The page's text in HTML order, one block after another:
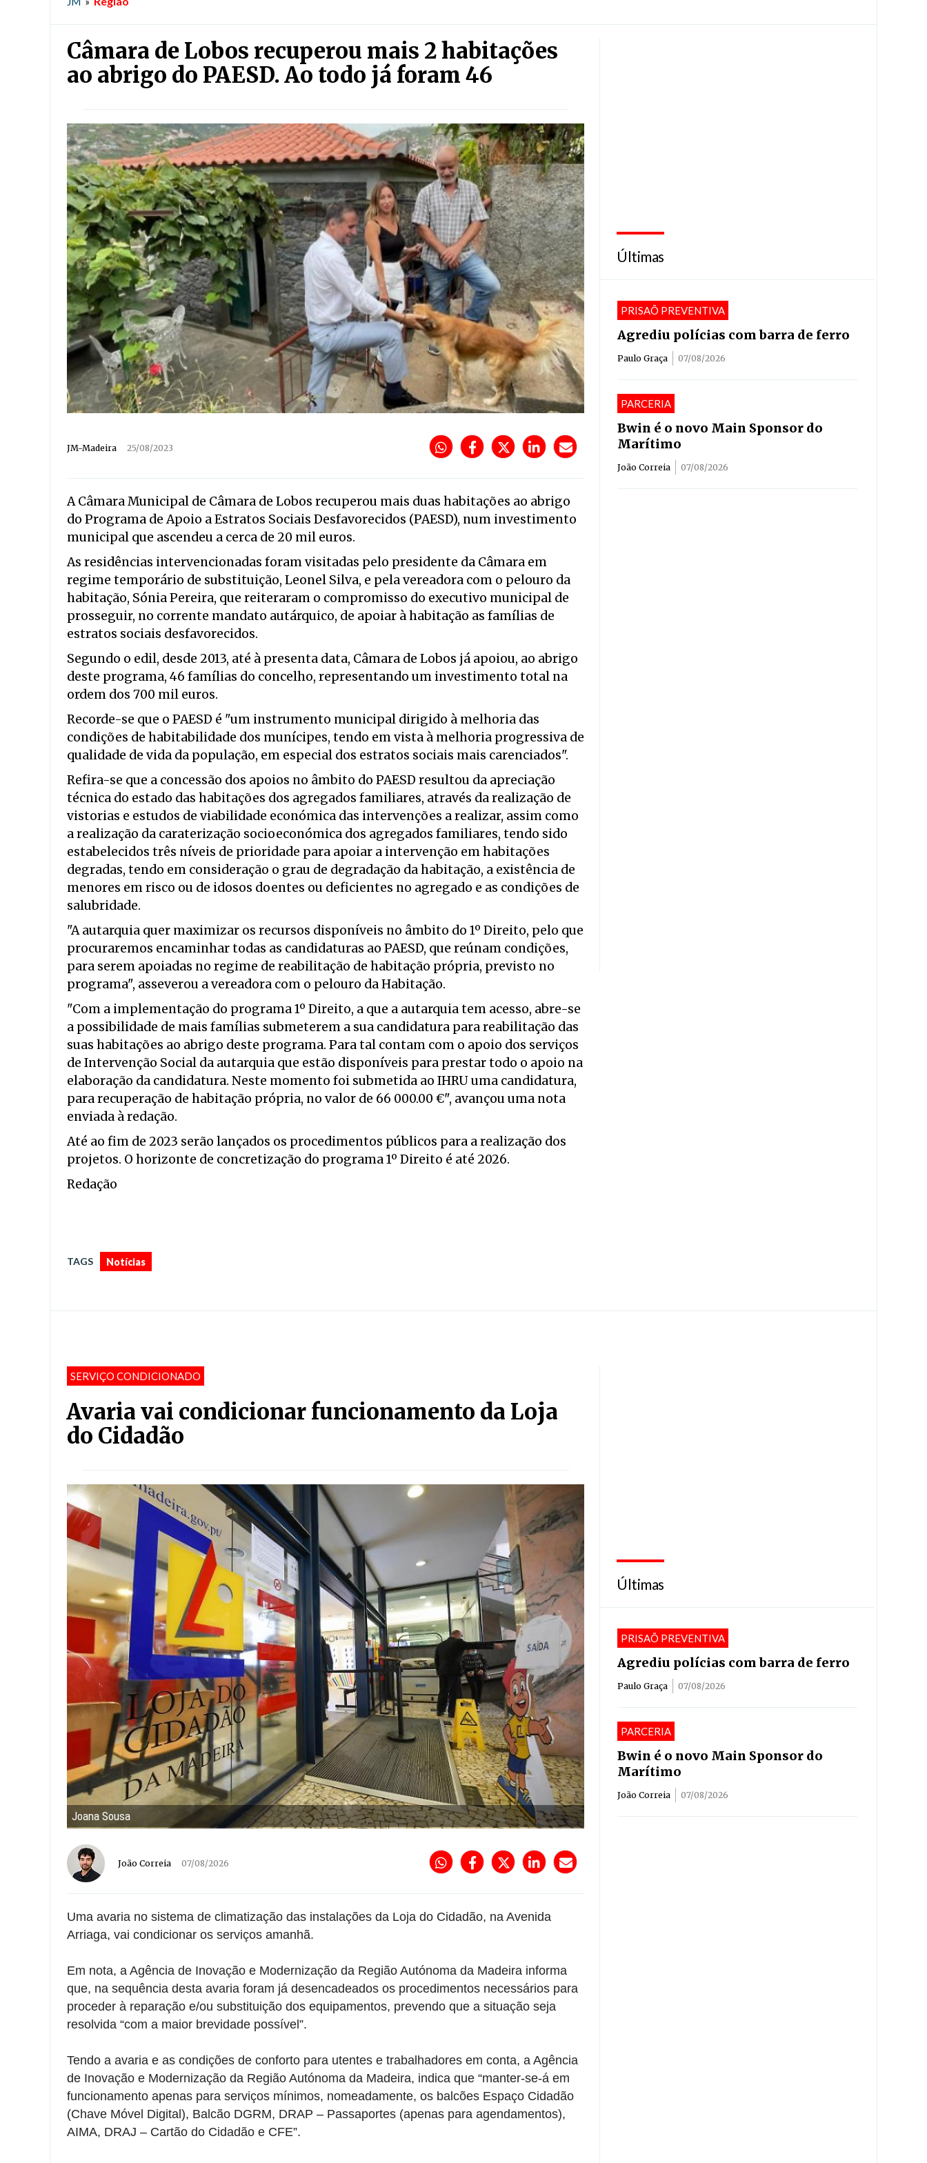
Câmara de Lobos recuperou mais 2 habitações
ao abrigo do PAESD. Ao todo já foram 46
JM-Madeira 25/08/2023
A Câmara Municipal de Câmara de Lobos recuperou mais duas habitações ao abrigo
do Programa de Apoio a Estratos Sociais Desfavorecidos (PAESD), num investimento
municipal que ascendeu a cerca de 20 mil euros.
As residências intervencionadas foram visitadas pelo presidente da Câmara em
regime temporário de substituição, Leonel Silva, e pela vereadora com o pelouro da
habitação, Sónia Pereira, que reiteraram o compromisso do executivo municipal de
prosseguir, no corrente mandato autárquico, de apoiar à habitação as famílias de
estratos sociais desfavorecidos.
Segundo o edil, desde 2013, até à presenta data, Câmara de Lobos já apoiou, ao abrigo
deste programa, 46 famílias do concelho, representando um investimento total na
ordem dos 700 mil euros.
Recorde-se que o PAESD é "um instrumento municipal dirigido à melhoria das
condições de habitabilidade dos munícipes, tendo em vista à melhoria progressiva de
qualidade de vida da população, em especial dos estratos sociais mais carenciados".
Refira-se que a concessão dos apoios no âmbito do PAESD resultou da apreciação
técnica do estado das habitações dos agregados familiares, através da realização de
vistorias e estudos de viabilidade económica das intervenções a realizar, assim como
a realização da caraterização socioeconómica dos agregados familiares, tendo sido
estabelecidos três níveis de prioridade para apoiar a intervenção em habitações
degradas, tendo em consideração o grau de degradação da habitação, a existência de
menores em risco ou de idosos doentes ou deficientes no agregado e as condições de
salubridade.
"A autarquia quer maximizar os recursos disponíveis no âmbito do 1º Direito, pelo que
procuraremos encaminhar todas as candidaturas ao PAESD, que reúnam condições,
para serem apoiadas no regime de reabilitação de habitação própria, previsto no
programa", asseverou a vereadora com o pelouro da Habitação.
"Com a implementação do programa 1º Direito, a que a autarquia tem acesso, abre-se
a possibilidade de mais famílias submeterem a sua candidatura para reabilitação das
suas habitações ao abrigo deste programa. Para tal contam com o apoio dos serviços
de Intervenção Social da autarquia que estão disponíveis para prestar todo o apoio na
elaboração da candidatura. Neste momento foi submetida ao IHRU uma candidatura,
para recuperação de habitação própria, no valor de 66 000.00 €", avançou uma nota
enviada à redação.
Até ao fim de 2023 serão lançados os procedimentos públicos para a realização dos
projetos. O horizonte de concretização do programa 1º Direito é até 2026.
Redação
TAGS Notícias
Últimas
PRISAÕ PREVENTIVA
Agrediu polícias com barra de ferro
Paulo Graça 07/08/2026
PARCERIA
Bwin é o novo Main Sponsor do
Marítimo
João Correia 07/08/2026
SERVIÇO CONDICIONADO
Avaria vai condicionar funcionamento da Loja
do Cidadão
Joana Sousa
João Correia 07/08/2026
Uma avaria no sistema de climatização das instalações da Loja do Cidadão, na Avenida
Arriaga, vai condicionar os serviços amanhã.
Em nota, a Agência de Inovação e Modernização da Região Autónoma da Madeira informa
que, na sequência desta avaria foram já desencadeados os procedimentos necessários para
proceder à reparação e/ou substituição dos equipamentos, prevendo que a situação seja
resolvida “com a maior brevidade possível”.
Tendo a avaria e as condições de conforto para utentes e trabalhadores em conta, a Agência
de Inovação e Modernização da Região Autónoma da Madeira, indica que “manter-se-á em
funcionamento apenas para serviços mínimos, nomeadamente, os balcões Espaço Cidadão
(Chave Móvel Digital), Balcão DGRM, DRAP – Passaportes (apenas para agendamentos),
AIMA, DRAJ – Cartão do Cidadão e CFE”.
Últimas
PRISAÕ PREVENTIVA
Agrediu polícias com barra de ferro
Paulo Graça 07/08/2026
PARCERIA
Bwin é o novo Main Sponsor do
Marítimo
João Correia 07/08/2026